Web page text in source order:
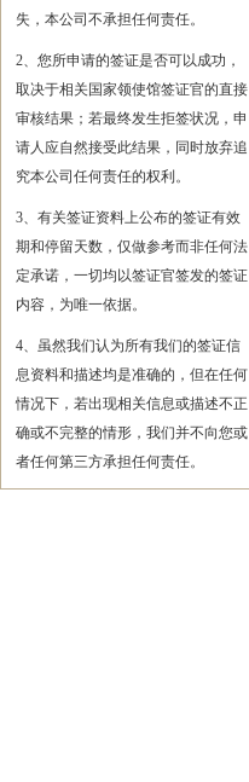
失，本公司不承担任何责任。
2、您所申请的签证是否可以成功，
取决于相关国家领使馆签证官的直接
审核结果；若最终发生拒签状况，申
请人应自然接受此结果，同时放弃追
究本公司任何责任的权利。
3、有关签证资料上公布的签证有效
期和停留天数，仅做参考而非任何法
定承诺，一切均以签证官签发的签证
内容，为唯一依据。
4、虽然我们认为所有我们的签证信
息资料和描述均是准确的，但在任何
情况下，若出现相关信息或描述不正
确或不完整的情形，我们并不向您或
者任何第三方承担任何责任。